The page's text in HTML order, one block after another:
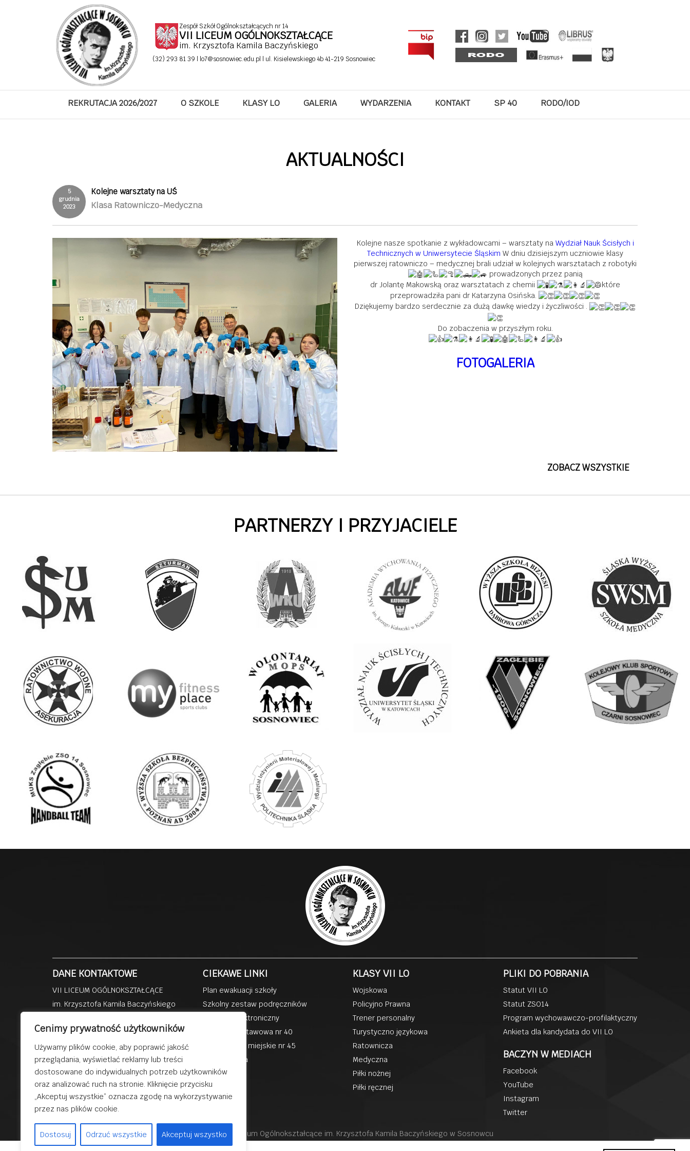
Cenimy prywatność użytkowników
Używamy plików cookie, aby poprawić jakość
przeglądania, wyświetlać reklamy lub treści
dostosowane do indywidualnych potrzeb użytkowników
oraz analizować ruch na stronie. Kliknięcie przycisku
„Akceptuj wszystkie” oznacza zgodę na wykorzystywanie
przez nas plików cookie.
Dostosuj Odrzuć wszystkie Akceptuj wszystko
Zespół Szkół Ogólnokształcących nr 14
VII LICEUM OGÓLNOKSZTAŁCĄCE
im. Krzysztofa Kamila Baczyńskiego
(32) 293 81 39 | lo7@sosnowiec.edu.pl | ul. Kisielewskiego 4b 41-219 Sosnowiec
REKRUTACJA 2026/2027 O SZKOLE KLASY LO GALERIA WYDARZENIA KONTAKT SP 40 RODO/IOD
AKTUALNOŚCI
5
grudnia
2023
Kolejne warsztaty na UŚ
Klasa Ratowniczo-Medyczna
Kolejne nasze spotkanie z wykładowcami – warsztaty na Wydział Nauk Ścisłych i
Technicznych w Uniwersytecie Śląskim W dniu dzisiejszym uczniowie klasy
pierwszej ratowniczo – medycznej brali udział w kolejnych warsztatach z robotyki
prowadzonych przez panią
dr Jolantę Makowską oraz warsztatach z chemii
które
przeprowadziła pani dr Katarzyna Osińska.
Dziękujemy bardzo serdecznie za dużą dawkę wiedzy i życzliwości .
Do zobaczenia w przyszłym roku.
FOTOGALERIA
ZOBACZ WSZYSTKIE
PARTNERZY I PRZYJACIELE
DANE KONTAKTOWE
VII LICEUM OGÓLNOKSZTAŁCĄCE
im. Krzysztofa Kamila Baczyńskiego
41-219 Sosnowiec
tel: (32) 293 81 39
fax: (32) 293 85 58
lo7@sosnowiec.edu.pl
CIEKAWE LINKI
Plan ewakuacji szkoły
Szkolny zestaw podręczników
Dziennik elektroniczny
Szkoła podstawowa nr 40
Przedszkole miejskie nr 45
Dobra szkoła
Dydaktyka
KLASY VII LO
Wojskowa
Policyjno Prawna
Trener personalny
Turystyczno językowa
Ratownicza
Medyczna
Piłki nożnej
Piłki ręcznej
PLIKI DO POBRANIA
Statut VII LO
Statut ZSO14
Program wychowawczo-profilaktyczny
Ankieta dla kandydata do VII LO
BACZYN W MEDIACH
Facebook
YouTube
Instagram
Twitter
© 2019 VII liceum Ogólnokształcące im. Krzysztofa Kamila Baczyńskiego w Sosnowcu